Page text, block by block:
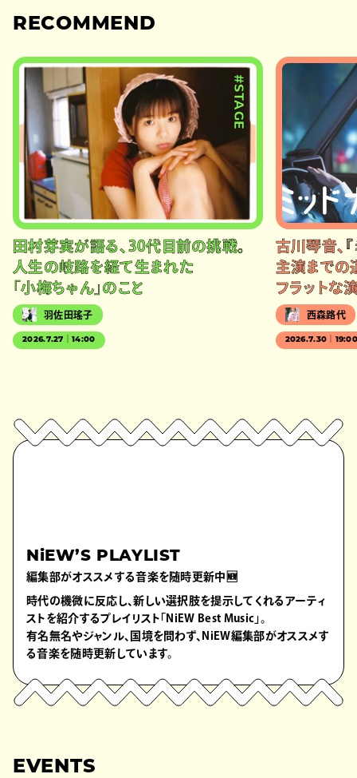
RECOMMEND
#STAGE
田村芽実が語る、30代目前の挑戦。
人生の岐路を経て生まれた
「小梅ちゃん」のこと
羽佐田瑤子
2026.7.27｜14:00
古川琴音、
主演までの
フラットな
西森路代
2026.7.30｜
NiEW’S PLAYLIST
編集部がオススメする音楽を随時更新中🆕
時代の機微に反応し、新しい選択肢を提示してくれるアーティ
ストを紹介するプレイリスト「NiEW Best Music」。
有名無名やジャンル、国境を問わず、NiEW編集部がオススメす
る音楽を随時更新しています。
EVENTS